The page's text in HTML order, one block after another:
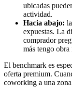
ubicadas
actividad.
Hacia abajo:
expuestas. La
comprador
más tengo obra
El benchmark es
oferta premium.
coworking a una